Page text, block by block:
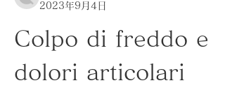
2023年9月4日
Colpo di freddo e
dolori articolari